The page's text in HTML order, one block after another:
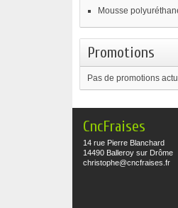
Mousse
Promotions
Pas de promotions
CncFraises
14 rue Pierre Blanchard
14490 Balleroy sur Drôme
christophe@cncfraises.fr